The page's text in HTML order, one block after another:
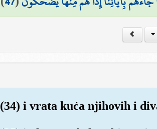
(34) i vrata kuća njihovih i